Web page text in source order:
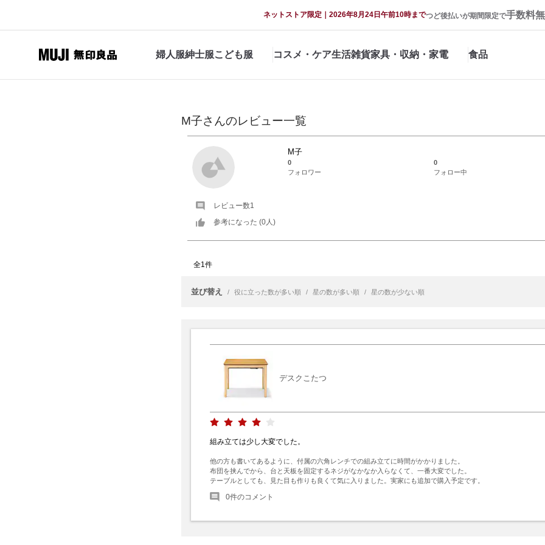
ネットストア限定｜2026年8月24日午前10時までつど後払いが期間限定で手数料
婦人服紳士服こども服 コスメ・ケア生活雑貨家具・収納・家電 食品
M子さんのレビュー一覧
M子
0
0
フォロワー
フォロー中
レビュー数1
参考になった (0 人)
全1件
並び替え / 役に立った数が多い順 / 星の数が多い順 / 星の数が少ない順
デスクこたつ
組み立ては少し大変でした。
他の方も書いてあるように、付属の六角レンチでの組み立てに時間がかかりました。
布団を挟んでから、台と天板を固定するネジがなかなか入らなくて、一番大変でした。
テーブルとしても、見た目も作りも良くて気に入りました。実家にも追加で購入予定です。
0件のコメント